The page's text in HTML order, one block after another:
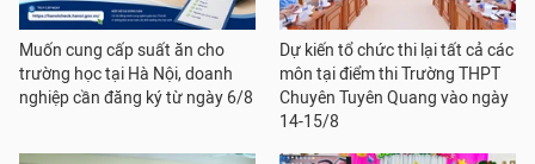
Muốn cung cấp suất ăn cho
trường học tại Hà Nội, doanh
nghiệp cần đăng ký từ ngày 6/8
Dự kiến tổ chức thi lại tất cả các
môn tại điểm thi Trường THPT
Chuyên Tuyên Quang vào ngày
14-15/8